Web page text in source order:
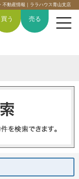
不動産情報｜ララハウス青山支店
売りたい
空間デザイン事例
買う 売る